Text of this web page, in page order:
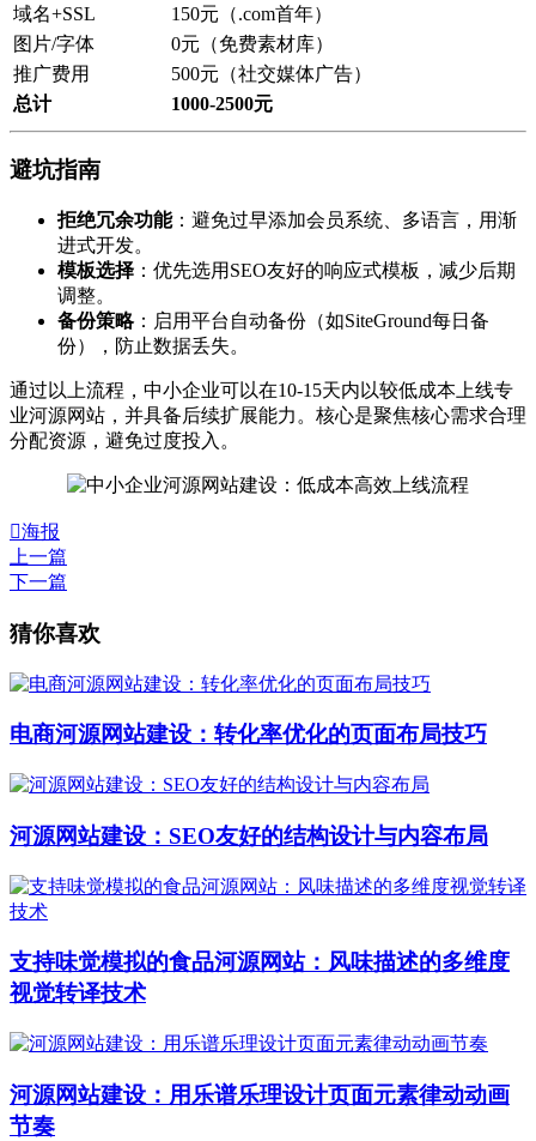
域名+SSL
150元（.com首年）
图片/字体
0元（免费素材库）
推广费用
500元（社交媒体广告）
总计
1000-2500元
避坑指南
拒绝冗余功能：避免过早添加会员系统、多语言，用渐
进式开发。
模板选择 ：优先选用SEO友好的响应式模板，减少后期
调整。
备份策略：启用平台自动备份（如SiteGround每日备
份），防止数据丢失。
通过以上流程，中小企业可以在10-15天内以较低成本上线专
业河源网站，并具备后续扩展能力。核心是聚焦核心需求合理
分配资源，避免过度投入。
海报
上一篇
下一篇
猜你喜欢
电商河源网站建设：转化率优化的页面布局技巧
河源网站建设：SEO友好的结构设计与内容布局
支持味觉模拟的食品河源网站：风味描述的多维度
视觉转译技术
河源网站建设：用乐谱乐理设计页面元素律动动画
节奏